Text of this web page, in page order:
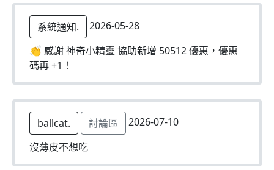
系統通知.
2026-05-28
👏 感謝 神奇小精靈 協助新增 50512 優惠，優惠
碼再 +1！
ballcat. 討論區
2026-07-10
沒薄皮不想吃